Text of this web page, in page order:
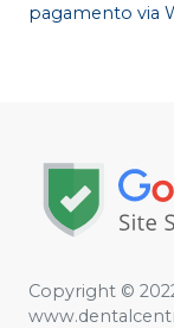
pagamento via
Copyright ©